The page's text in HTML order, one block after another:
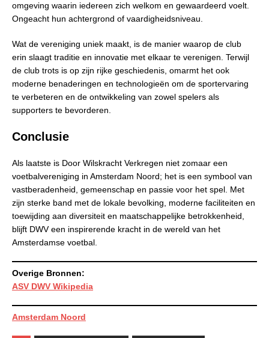
omgeving waarin iedereen zich welkom en gewaardeerd voelt.
Ongeacht hun achtergrond of vaardigheidsniveau.
Wat de vereniging uniek maakt, is de manier waarop de club
erin slaagt traditie en innovatie met elkaar te verenigen. Terwijl
de club trots is op zijn rijke geschiedenis, omarmt het ook
moderne benaderingen en technologieën om de sportervaring
te verbeteren en de ontwikkeling van zowel spelers als
supporters te bevorderen.
Conclusie
Als laatste is Door Wilskracht Verkregen niet zomaar een
voetbalvereniging in Amsterdam Noord; het is een symbool van
vastberadenheid, gemeenschap en passie voor het spel. Met
zijn sterke band met de lokale bevolking, moderne faciliteiten en
toewijding aan diversiteit en maatschappelijke betrokkenheid,
blijft DWV een inspirerende kracht in de wereld van het
Amsterdamse voetbal.
Overige Bronnen:
ASV DWV Wikipedia
Amsterdam Noord